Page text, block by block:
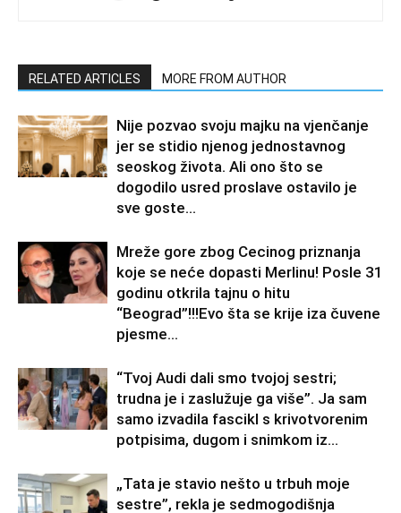
RELATED ARTICLES MORE FROM AUTHOR
Nije pozvao svoju majku na vjenčanje
jer se stidio njenog jednostavnog
seoskog života. Ali ono što se
dogodilo usred proslave ostavilo je
sve goste...
Mreže gore zbog Cecinog priznanja
koje se neće dopasti Merlinu! Posle 31
godinu otkrila tajnu o hitu
“Beograd”!!!Evo šta se krije iza čuvene
pjesme...
“Tvoj Audi dali smo tvojoj sestri;
trudna je i zaslužuje ga više”. Ja sam
samo izvadila fascikl s krivotvorenim
potpisima, dugom i snimkom iz...
„Tata je stavio nešto u trbuh moje
sestre”, rekla je sedmogodišnja